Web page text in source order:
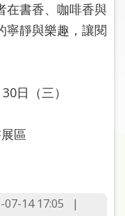
在書香、咖啡香與
寧靜與樂趣，讓閱
日（三）
區
07-14 17:05